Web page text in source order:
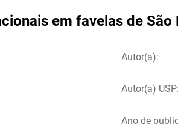
em favelas de
Autor(a):
Autor(a) USP:
Ano de